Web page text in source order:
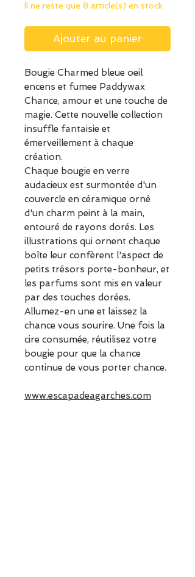
Il ne reste que 8 article(s) en stock
Ajouter au panier
Bougie Charmed bleue oeil
encens et fumee Paddywax
Chance, amour et une touche de
magie. Cette nouvelle collection
insuffle fantaisie et
émerveillement à chaque
création.
Chaque bougie en verre
audacieux est surmontée d'un
couvercle en céramique orné
d'un charm peint à la main,
entouré de rayons dorés. Les
illustrations qui ornent chaque
boîte leur confèrent l'aspect de
petits trésors porte-bonheur, et
les parfums sont mis en valeur
par des touches dorées.
Allumez-en une et laissez la
chance vous sourire. Une fois la
cire consumée, réutilisez votre
bougie pour que la chance
continue de vous porter chance.
www.escapadeagarches.com